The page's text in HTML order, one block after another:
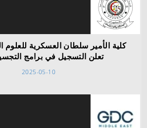
كلية الأمير سلطان العسكرية للعلوم
تعلن التسجيل في برامج التجسير
2025-05-10